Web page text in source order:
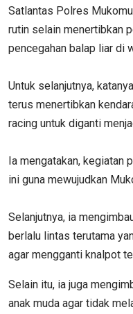
Satlantas Polres
rutin selain menertibkan
pencegahan balap liar di
Untuk selanjutnya,
terus menertibkan
racing untuk diganti
Ia mengatakan, kegiatan
ini guna mewujudkan
Selanjutnya, ia
berlalu lintas terutama
agar mengganti knalpot
Selain itu, ia juga
anak muda agar tidak